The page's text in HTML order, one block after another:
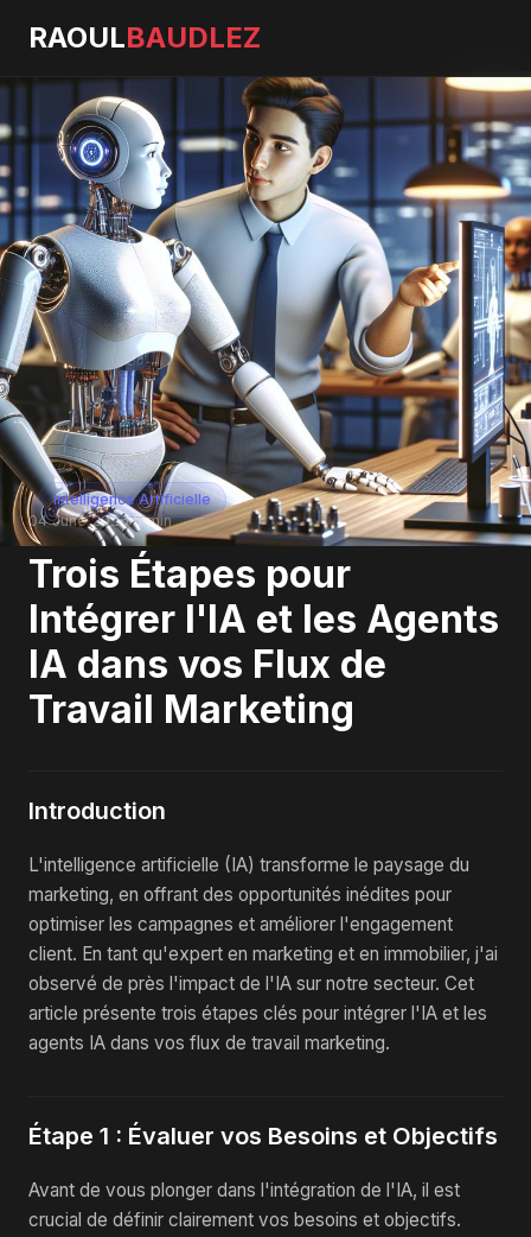
RAOULBAUDLEZ
Intelligence Artificielle
04 June 2026·5 min
Trois Étapes pour
Intégrer l'IA et les Agents
IA dans vos Flux de
Travail Marketing
Introduction
L'intelligence artificielle (IA) transforme le paysage du
marketing, en offrant des opportunités inédites pour
optimiser les campagnes et améliorer l'engagement
client. En tant qu'expert en marketing et en immobilier, j'ai
observé de près l'impact de l'IA sur notre secteur. Cet
article présente trois étapes clés pour intégrer l'IA et les
agents IA dans vos flux de travail marketing.
Étape 1 : Évaluer vos Besoins et Objectifs
Avant de vous plonger dans l'intégration de l'IA, il est
crucial de définir clairement vos besoins et objectifs.